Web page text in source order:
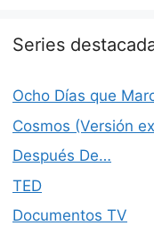
Series
Ocho Días que
Cosmos (Versión
Después De…
TED
Documentos TV